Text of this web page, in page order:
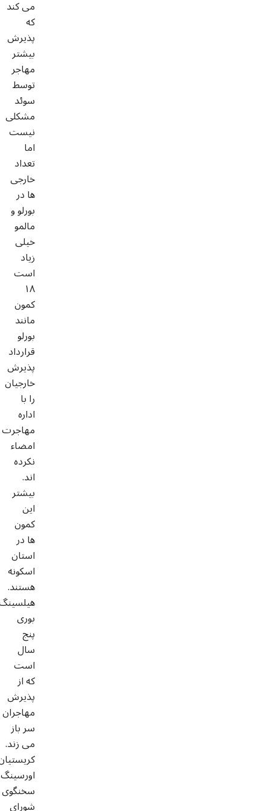
می کند
که
پذیرش
بیشتر
مهاجر
توسط
سوئد
مشکلی
نیست
اما
تعداد
خارجی
ها در
بورلو و
مالمو
خیلی
زیاد
است
١٨
کمون
مانند
بورلو
قرارداد
پذیرش
خارجیان
را با
اداره
مهاجرت
امضاء
نکرده
اند.
بیشتر
این
کمون
ها در
استان
اسکونه
هستند.
بوری
پنج
سال
است
که از
پذیرش
مهاجران
سر باز
می زند.
اورسینگ
سخنگوی
شورای